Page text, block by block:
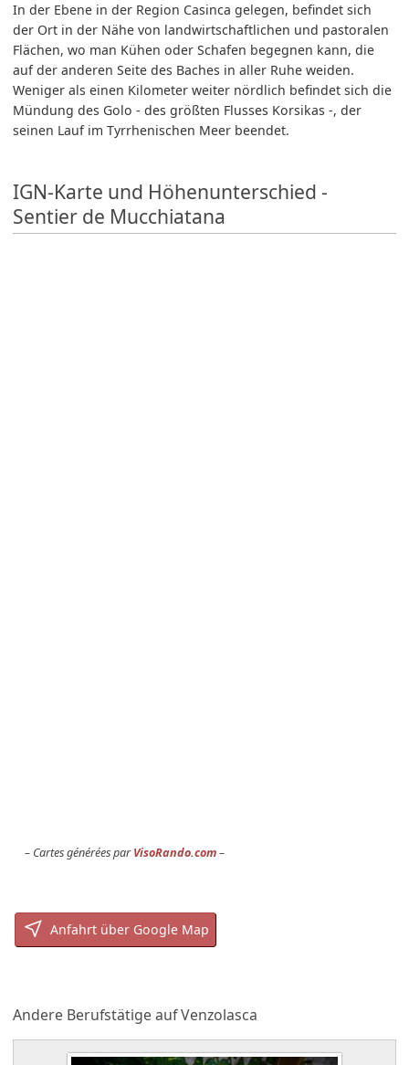
In der Ebene in der Region Casinca gelegen, befindet sich
der Ort in der Nähe von landwirtschaftlichen und pastoralen
Flächen, wo man Kühen oder Schafen begegnen kann, die
auf der anderen Seite des Baches in aller Ruhe weiden.
Weniger als einen Kilometer weiter nördlich befindet sich die
Mündung des Golo - des größten Flusses Korsikas -, der
seinen Lauf im Tyrrhenischen Meer beendet.
IGN-Karte und Höhenunterschied -
Sentier de Mucchiatana
Cartes générées parVisoRando.com
Anfahrt über Google Map
Andere Berufstätige auf Venzolasca